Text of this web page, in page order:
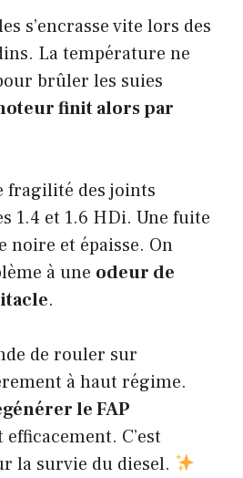
s’encrasse vite lors des
La température ne
brûler les suies
finit alors par
fragilité des joints
1.4 et 1.6 HDi. Une fuite
noire et épaisse. On
à une odeur de
.
de rouler sur
à haut régime.
le FAP
efficacement. C’est
la survie du diesel.